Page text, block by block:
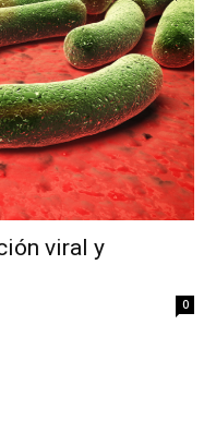
viral y
0